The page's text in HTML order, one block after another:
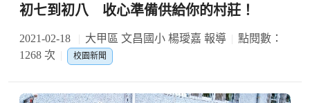
初七到初八 收心準備供給你的村莊！
2021-02-18 大甲區 文昌國小 楊璦嘉 報導
點閱數：
1268 次
校園新聞